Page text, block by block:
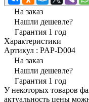
На заказ
Нашли дешевле?
Гарантия 1 год
Характеристики
Артикул : PAP-D004
На заказ
Нашли дешевле?
Гарантия 1 год
У некоторых товаров
актуальность цены